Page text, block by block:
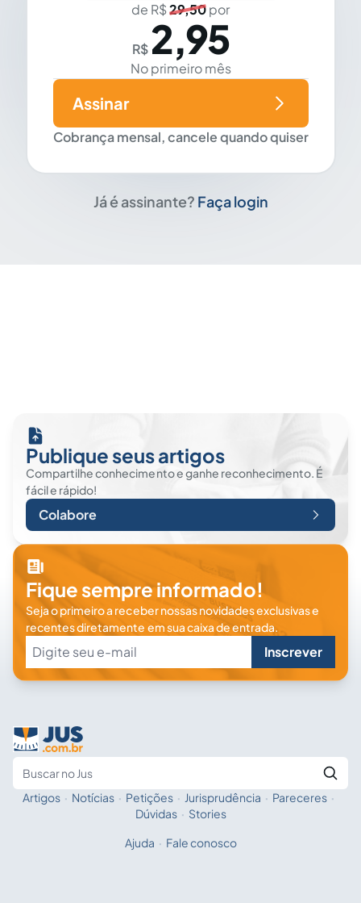
de R$29,50por
R$ 2,95
No primeiro mês
Cobrança mensal, cancele quando quiser
Assinar
Já é assinante? Faça login
Publique seus artigos
Compartilhe conhecimento e ganhe reconhecimento. É
fácil e rápido!
Colabore
Fique sempre informado!
Seja o primeiro a receber nossas novidades exclusivas e
recentes diretamente em sua caixa de entrada.
Inscrever
Fale com a IA
Artigos · Notícias · Petições · Jurisprudência · Pareceres ·
Dúvidas · Stories
Ajuda · Fale conosco